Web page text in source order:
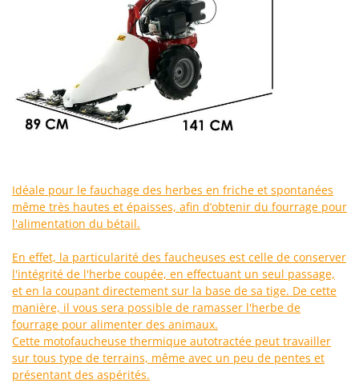
Groupes électrogènes
Gyrobroyeurs à lame pour tracteur
Haches - Cognées et Hachettes
Hachoirs à viande
Herses à Dents
L
Lames à neige
Lames niveleuses pour tracteur
Lieuses électriques pour vignes
M
Machines à pâtes
Machines pour la transformation des fruits
Effeuno
Einhell
Elegen
Eschenfelder
EuroMech
Eurosystems
F
FAC
Fama Industrie
Famag
Famur
Idéale pour le fauchage des herbes en friche et spontanées
même très hautes et épaisses, afin d’obtenir du fourrage pour
l'alimentation du bétail.
En effet, la particularité des faucheuses est celle de conserver
l'intégrité de l'herbe coupée, en effectuant un seul passage,
et en la coupant directement sur la base de sa tige. De cette
manière, il vous sera possible de ramasser l'herbe de
fourrage pour alimenter des animaux.
Cette motofaucheuse thermique autotractée peut travailler
sur tous type de terrains, même avec un peu de pentes et
présentant des aspérités.